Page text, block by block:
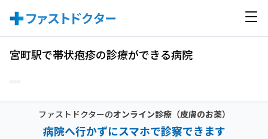
宮町駅で帯状疱疹の診療ができる病院
ファストドクターのオンライン診療（皮膚のお薬）
病院へ行かずにスマホで診察できます